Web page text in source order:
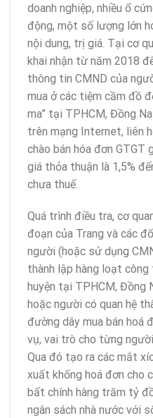
doanh nghiệp, nhiều ổ
động, một số lượng lớn
nội dung, trị giá. Tại cơ
khai nhận từ năm 2018
thông tin CMND của
mua ở các tiệm cầm đồ
ma” tại TPHCM, Đồng
trên mạng Internet, liên
chào bán hóa đơn GTGT
giá thỏa thuận là 1,5%
chưa thuế.
Quá trình điều tra, cơ
đoạn của Trang và các
người (hoặc sử dụng
thành lập hàng loạt công
huyện tại TPHCM, Đồng
hoặc người có quan hệ
đường dây mua bán hoá
vụ, vai trò cho từng
Qua đó tạo ra các mắt
xuất khống hoá đơn cho
bất chính hàng trăm tỷ
ngân sách nhà nước với